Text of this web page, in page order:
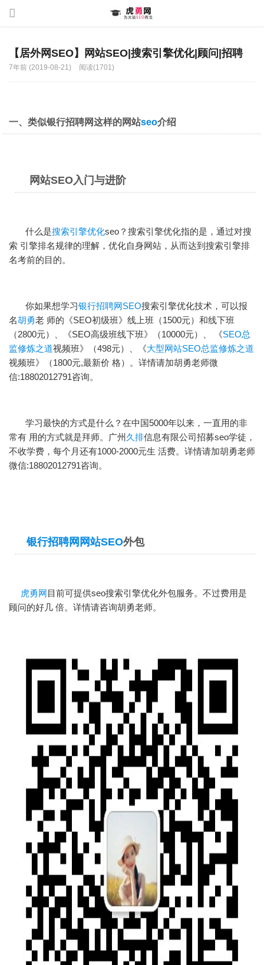
【居外网SEO】网站SEO|搜索引擎优化|顾问|招聘
7年前 (2019-08-21) 阅读(1701)
一、类似银行招聘网这样的网站seo介绍
网站SEO入门与进阶
什么是搜索引擎优化seo？ 搜索引擎优化指的是，通过对搜
索 引擎排名规律的理解，优化自身网站，从而达到搜索引擎排
名考前的目的。
你如果想学习银行招聘网SEO搜索引擎优化技术，可以报
名胡勇老 师的《SEO初级班》线上班（1500元）和线下班
（2800元）、《SEO高级班线下班》（10000元）、 《SEO总
监修炼之道视频班》（498元）、《大型网站SEO总监修炼之道
视频班》（1800元,最新价 格）。详情请加胡勇老师微
信:18802012791咨询。
学习最快的方式是什么？在中国5000年以来，一直用的非
常有 用的方式就是拜师。广州 久排信息有限公司招募seo学徒，
不收学费，每个月还有1000-2000元生 活费。详情请加胡勇老师
微信:18802012791咨询。
银行招聘网网站SEO外包
虎勇网目前可提供seo搜索引擎优化外包服务。不过费用是
顾问的好几 倍。详情请咨询胡勇老师。